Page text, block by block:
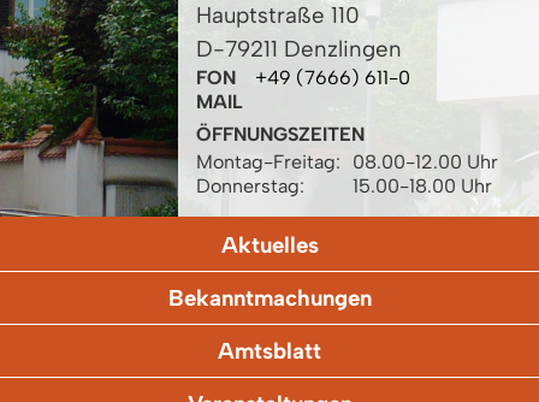
Hauptstraße 110
D-79211 Denzlingen
FON
+49 (7666) 611-0
MAIL
ÖFFNUNGSZEITEN
Montag-Freitag:
08.00-12.00 Uhr
Donnerstag:
15.00-18.00 Uhr
Aktuelles
Bekanntmachungen
Amtsblatt